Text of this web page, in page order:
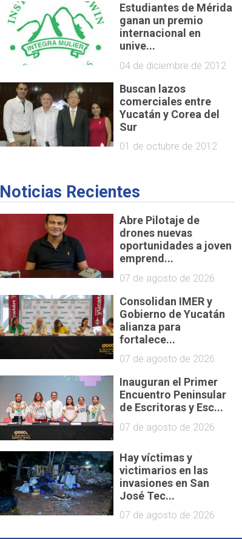
Estudiantes de Mérida
ganan un premio
internacional en
unive...
04 de diciembre de 2012
Buscan lazos
comerciales entre
Yucatán y Corea del
Sur
01 de octubre de 2012
Noticias Recientes
Abre Pilotaje de
drones nuevas
oportunidades a joven
emprend...
07 de agosto de 2026
Consolidan IMER y
Gobierno de Yucatán
alianza para
fortalece...
07 de agosto de 2026
Inauguran el Primer
Encuentro Peninsular
de Escritoras y Esc...
07 de agosto de 2026
Hay víctimas y
victimarios en las
invasiones en San
José Tec...
07 de agosto de 2026